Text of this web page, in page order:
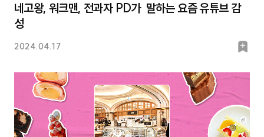
네고왕, 워크맨, 전과자 PD가 말하는 요즘 유튜브 감
성
2024.04.17
북
크